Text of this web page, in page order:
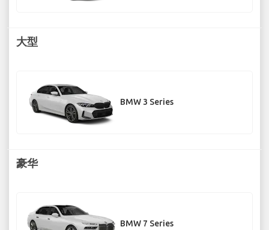
大型
BMW 3 Series
豪华
BMW 7 Series